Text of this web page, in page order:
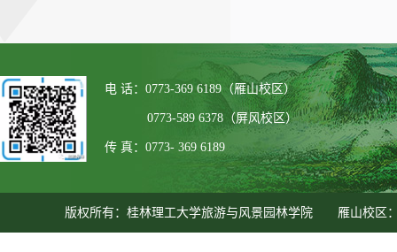
电 话：0773-369 6189（雁山校区）
0773-589 6378（屏风校区）
传 真：0773- 369 6189
版权所有：桂林理工大学旅游与风景园林学院 雁山校区